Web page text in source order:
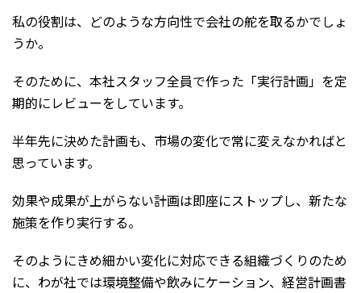
私の役割は、どのような方向性で会社の舵を取るかでしょ
うか。
そのために、本社スタッフ全員で作った「実行計画」を定
期的にレビューをしています。
半年先に決めた計画も、市場の変化で常に変えなかればと
思っています。
効果や成果が上がらない計画は即座にストップし、新たな
施策を作り実行する。
そのようにきめ細かい変化に対応できる組織づくりのため
に、わが社では環境整備や飲みにケーション、経営計画書